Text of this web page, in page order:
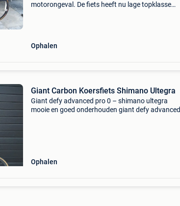
motorongeval. De fiets heeft nu lage topklasse
Ophalen
Giant Carbon Koersfiets Shimano Ultegra
Giant defy advanced pro 0 – shimano ultegra
mooie en goed onderhouden giant defy advanced
Ophalen